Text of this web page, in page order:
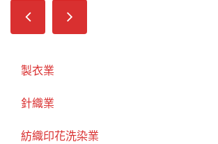
製衣業
針織業
紡織印花洗染業